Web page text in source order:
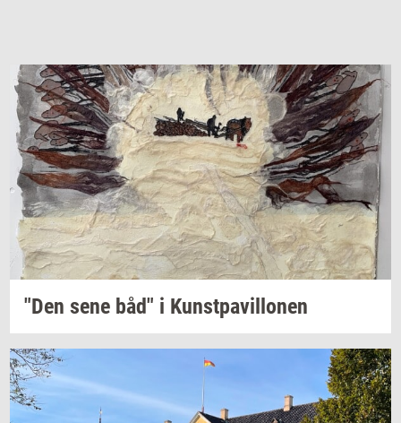
"Den sene båd" i Kunst­pavil­lo­nen